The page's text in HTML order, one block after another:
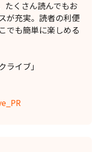
たくさん読んでもお
が充実。読者の利便
でも簡単に楽しめる
ライブ」